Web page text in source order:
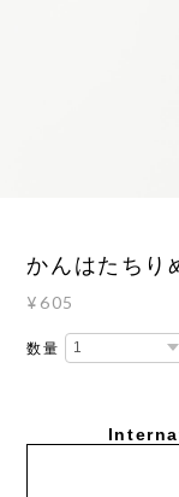
かんはたち
¥605
数量